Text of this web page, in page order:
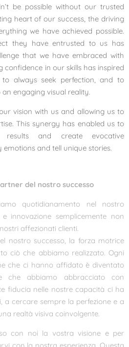
be possible without our trusted
heart of our success, the driving
we have achieved possible.
they have entrusted to us has
that we have embraced with
confidence in our skills has inspired
always seek perfection, and to
engaging visual reality.
vision with us and allowing us to
This synergy has enabled us to
results and create evocative
and tell unique stories.
del nostro successo
quotidianamento nel nostro
innovazione semplicemente non
affezionati clienti.
nostro successo, la forza motrice
ciò che abbiamo realizzato. Ogni
che ci hanno affidato è diventato
che abbiamo abbracciato con
fiducia nelle nostre capacità ci ha
a cercare sempre la perfezione e a
realtà visiva coinvolgente.
con noi la vostra visione e per